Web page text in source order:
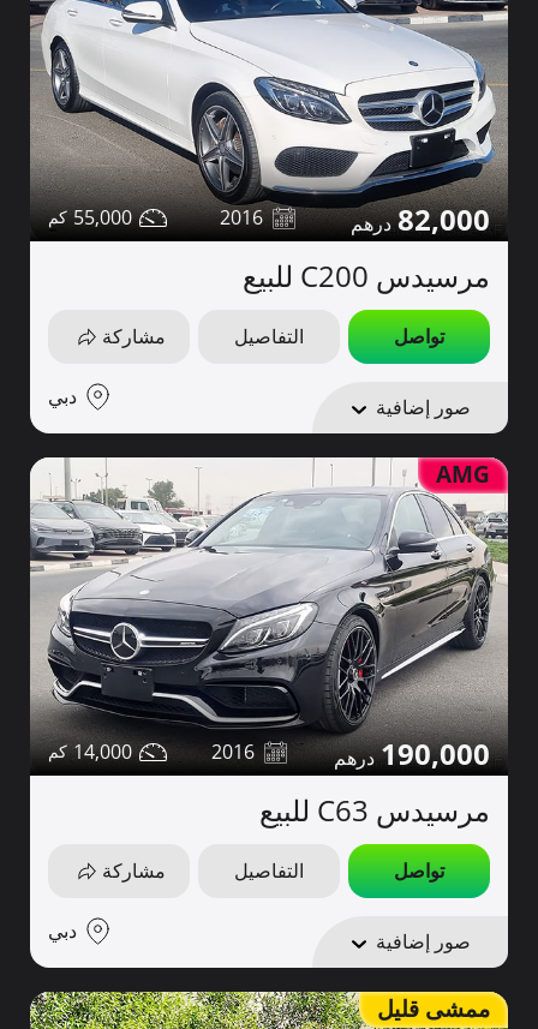
82,000
2016
55,000
مرسيدس C200 للبيع
تواصل التفاصيل مشاركة
صور إضافية دبي
AMG
190,000
2016
14,000
مرسيدس C63 للبيع
تواصل التفاصيل مشاركة
صور إضافية دبي
ممشى قليل